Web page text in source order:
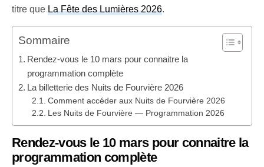
titre queLa Fête des Lumières 2026.
Sommaire
Rendez-vous le 10 mars pour connaitre la
programmation complète
La billetterie des Nuits de Fourvière 2026
Comment accéder aux Nuits de Fourvière 2026
Les Nuits de Fourvière — Programmation 2026
Rendez-vous le 10 marspour connaitre la
programmation complète